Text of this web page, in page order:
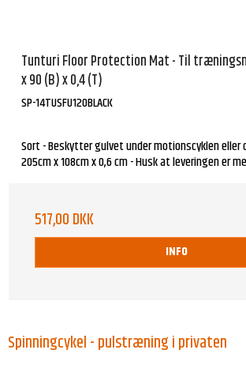
Tunturi Floor Protection Mat - Til
x 90 (B) x 0,4 (T)
SP-14TUSFU120BLACK
Sort - Beskytter gulvet under motionscyklen eller
205cm x 108cm x 0,6 cm - Husk at leveringen er
517,00 DKK
INFO
Spinningcykel - pulstræning i privaten